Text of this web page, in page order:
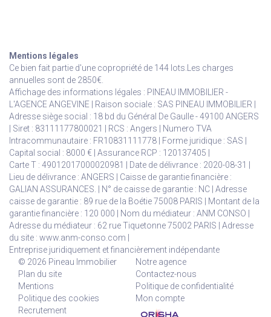
Mentions légales
Ce bien fait partie d'une copropriété de 144 lots.Les charges
annuelles sont de 2850€.
Affichage des informations légales : PINEAU IMMOBILIER -
L'AGENCE ANGEVINE | Raison sociale : SAS PINEAU IMMOBILIER |
Adresse siège social : 18 bd du Général De Gaulle - 49100 ANGERS
| Siret : 83111177800021 | RCS : Angers | Numero TVA
Intracommunautaire : FR10831111778 | Forme juridique : SAS |
Capital social : 8000 € | Assurance RCP : 120137405 |
Carte T : 49012017000020981 | Date de délivrance : 2020-08-31 |
Lieu de délivrance : ANGERS | Caisse de garantie financière :
GALIAN ASSURANCES. | N° de caisse de garantie : NC | Adresse
caisse de garantie : 89 rue de la Boétie 75008 PARIS | Montant de la
garantie financière : 120 000 | Nom du médiateur : ANM CONSO |
Adresse du médiateur : 62 rue Tiquetonne 75002 PARIS | Adresse
du site : www.anm-conso.com
Entreprise juridiquement et financièrement indépendante
© 2026 Pineau Immobilier
Notre agence
Plan du site
Contactez-nous
Mentions
Politique de confidentialité
Politique des cookies
Mon compte
Recrutement